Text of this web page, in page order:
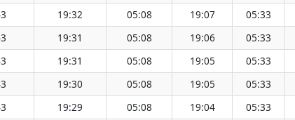
19:32 05:08 19:07 05:33
19:31 05:08 19:06 05:33
19:31 05:08 19:05 05:33
19:30 05:08 19:05 05:33
19:29 05:08 19:04 05:33